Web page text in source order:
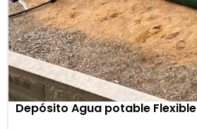
Depósito Agua potable Flexible